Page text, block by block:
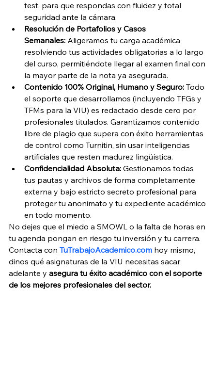
test, para que respondas con fluidez y total
seguridad ante la cámara.
Resolución de Portafolios y Casos
Semanales: Aligeramos tu carga académica
resolviendo tus actividades obligatorias a lo largo
del curso, permitiéndote llegar al examen final con
la mayor parte de la nota ya asegurada.
Contenido 100% Original, Humano y Seguro: Todo
el soporte que desarrollamos (incluyendo TFGs y
TFMs para la VIU) es redactado desde cero por
profesionales titulados. Garantizamos contenido
libre de plagio que supera con éxito herramientas
de control como Turnitin, sin usar inteligencias
artificiales que resten madurez lingüística.
Confidencialidad Absoluta: Gestionamos todas
tus pautas y archivos de forma completamente
externa y bajo estricto secreto profesional para
proteger tu anonimato y tu expediente académico
en todo momento.
No dejes que el miedo a SMOWL o la falta de horas en
tu agenda pongan en riesgo tu inversión y tu carrera.
Contacta con TuTrabajoAcademico.com hoy mismo,
dinos qué asignaturas de la VIU necesitas sacar
adelante y asegura tu éxito académico con el soporte
de los mejores profesionales del sector.